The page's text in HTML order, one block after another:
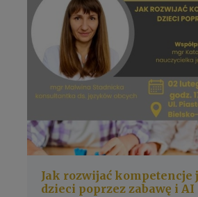
Jak rozwijać kompetencje
dzieci poprzez zabawę i AI